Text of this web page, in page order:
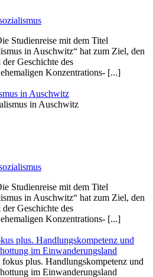
Studienreise mit dem Titel
in Auschwitz“ hat zum Ziel, den
Geschichte des
Konzentrations- [...]
in Auschwitz
Studienreise mit dem Titel
in Auschwitz“ hat zum Ziel, den
Geschichte des
Konzentrations- [...]
plus. Handlungskompetenz und
im Einwanderungsland